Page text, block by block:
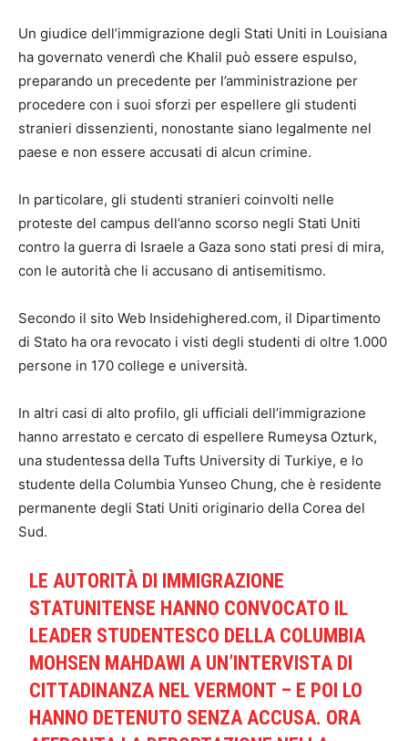
Un giudice dell’immigrazione degli Stati Uniti in Louisiana
ha governato venerdì che Khalil può essere espulso,
preparando un precedente per l’amministrazione per
procedere con i suoi sforzi per espellere gli studenti
stranieri dissenzienti, nonostante siano legalmente nel
paese e non essere accusati di alcun crimine.
In particolare, gli studenti stranieri coinvolti nelle
proteste del campus dell’anno scorso negli Stati Uniti
contro la guerra di Israele a Gaza sono stati presi di mira,
con le autorità che li accusano di antisemitismo.
Secondo il sito Web Insidehighered.com, il Dipartimento
di Stato ha ora revocato i visti degli studenti di oltre 1.000
persone in 170 college e università.
In altri casi di alto profilo, gli ufficiali dell’immigrazione
hanno arrestato e cercato di espellere Rumeysa Ozturk,
una studentessa della Tufts University di Turkiye, e lo
studente della Columbia Yunseo Chung, che è residente
permanente degli Stati Uniti originario della Corea del
Sud.
LE AUTORITÀ DI IMMIGRAZIONE
STATUNITENSE HANNO CONVOCATO IL
LEADER STUDENTESCO DELLA COLUMBIA
MOHSEN MAHDAWI A UN’INTERVISTA DI
CITTADINANZA NEL VERMONT – E POI LO
HANNO DETENUTO SENZA ACCUSA. ORA